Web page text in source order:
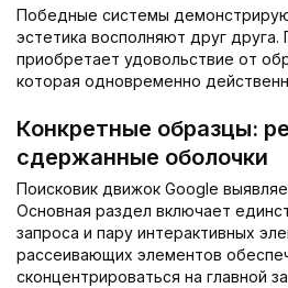
Победные системы
эстетика восполняют друг друга.
приобретает удовольствие от
которая одновременно
Конкретные образцы:
сдержанные оболочки
Поисковик движок Google
Основная раздел включает
запроса и пару интерактивных
рассеивающих элементов
сконцентрироваться на главной